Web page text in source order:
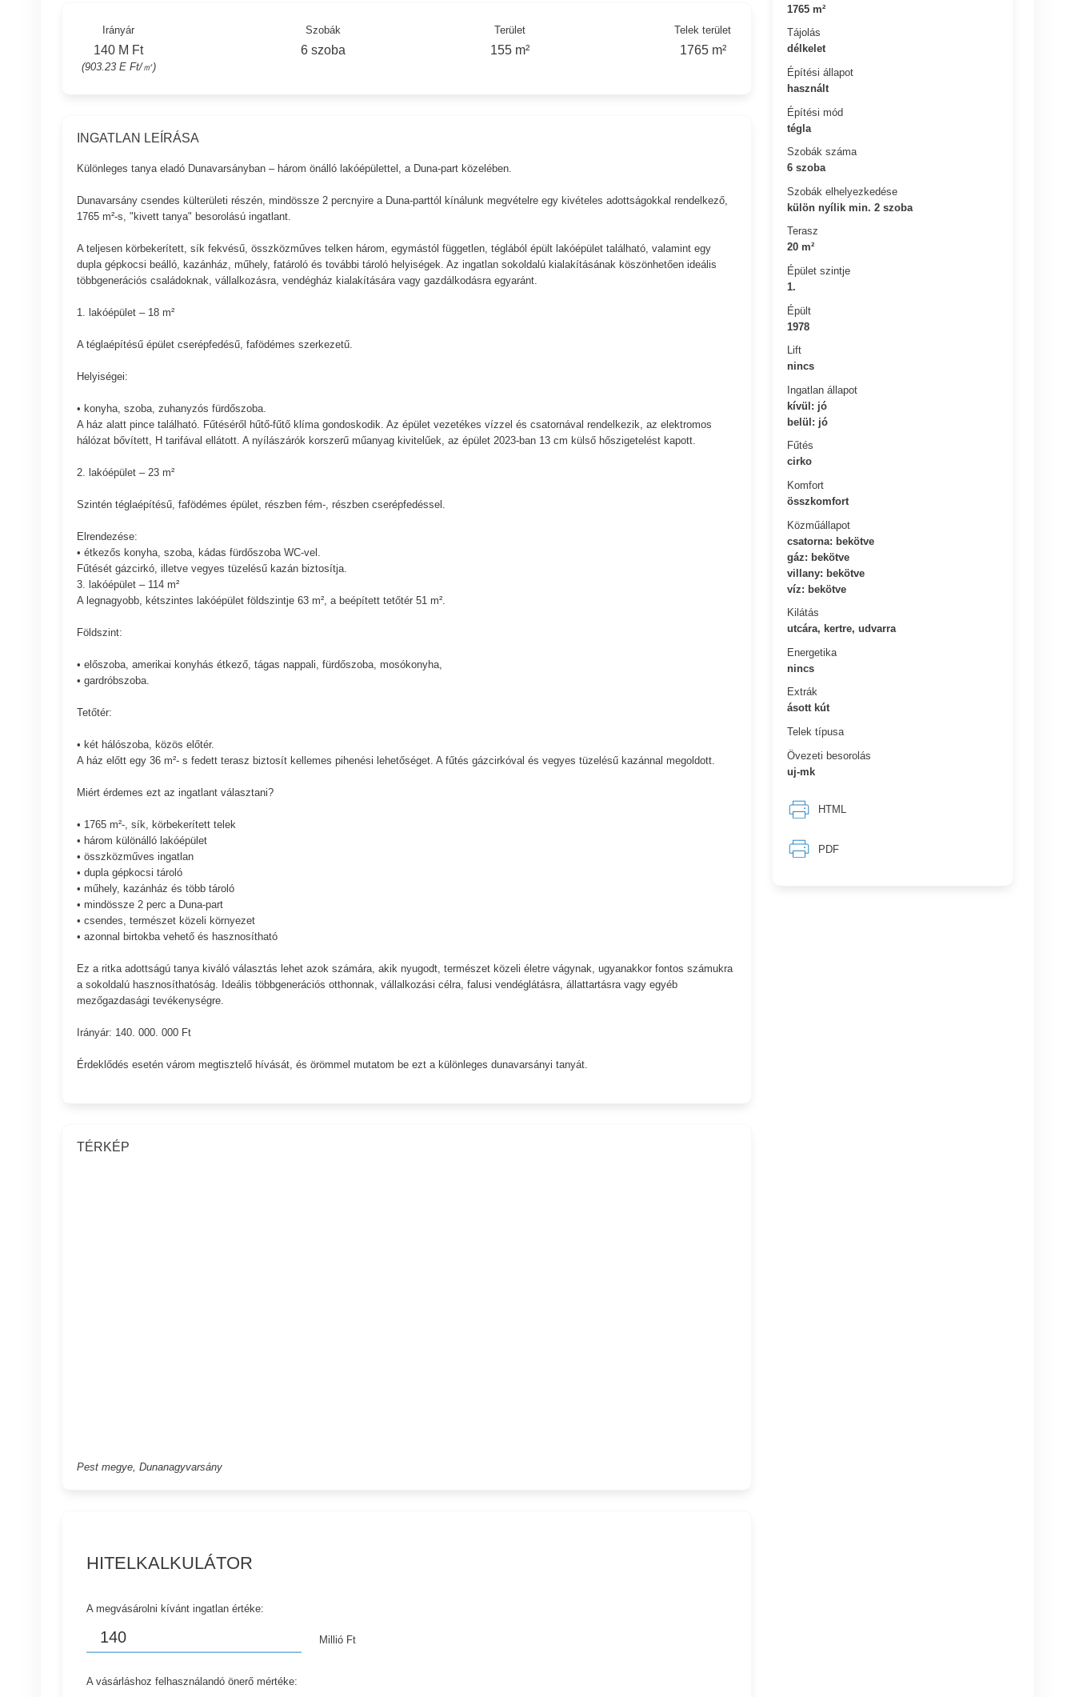
1765 m²
Tájolás
délkelet
Építési állapot
használt
Építési mód
tégla
Szobák száma
6 szoba
Szobák elhelyezkedése
külön nyílik min. 2 szoba
Terasz
20 m²
Épület szintje
1.
Épült
1978
Lift
nincs
Ingatlan állapot
kívül: jó
belül: jó
Fűtés
cirko
Komfort
összkomfort
Közműállapot
csatorna: bekötve
gáz: bekötve
villany: bekötve
víz: bekötve
Kilátás
utcára, kertre, udvarra
Energetika
nincs
Extrák
ásott kút
Telek típusa
Övezeti besorolás
uj-mk
HTML
PDF
Irányár
140 M Ft
(903.23 E Ft/㎡)
Szobák
6 szoba
Terület
155 m²
Telek terület
1765 m²
INGATLAN LEÍRÁSA
Különleges tanya eladó Dunavarsányban – három önálló lakóépülettel, a Duna-part közelében.
Dunavarsány csendes külterületi részén, mindössze 2 percnyire a Duna-parttól kínálunk megvételre egy kivételes adottságokkal rendelkező,
1765 m²-s, "kivett tanya" besorolású ingatlant.
A teljesen körbekerített, sík fekvésű, összközműves telken három, egymástól független, téglából épült lakóépület található, valamint egy
dupla gépkocsi beálló, kazánház, műhely, fatároló és további tároló helyiségek. Az ingatlan sokoldalú kialakításának köszönhetően ideális
többgenerációs családoknak, vállalkozásra, vendégház kialakítására vagy gazdálkodásra egyaránt.
1. lakóépület – 18 m²
A téglaépítésű épület cserépfedésű, fafödémes szerkezetű.
Helyiségei:
• konyha, szoba, zuhanyzós fürdőszoba.
A ház alatt pince található. Fűtéséről hűtő-fűtő klíma gondoskodik. Az épület vezetékes vízzel és csatornával rendelkezik, az elektromos
hálózat bővített, H tarifával ellátott. A nyílászárók korszerű műanyag kivitelűek, az épület 2023-ban 13 cm külső hőszigetelést kapott.
2. lakóépület – 23 m²
Szintén téglaépítésű, fafödémes épület, részben fém-, részben cserépfedéssel.
Elrendezése:
• étkezős konyha, szoba, kádas fürdőszoba WC-vel.
Fűtését gázcirkó, illetve vegyes tüzelésű kazán biztosítja.
3. lakóépület – 114 m²
A legnagyobb, kétszintes lakóépület földszintje 63 m², a beépített tetőtér 51 m².
Földszint:
• előszoba, amerikai konyhás étkező, tágas nappali, fürdőszoba, mosókonyha,
• gardróbszoba.
Tetőtér:
• két hálószoba, közös előtér.
A ház előtt egy 36 m²- s fedett terasz biztosít kellemes pihenési lehetőséget. A fűtés gázcirkóval és vegyes tüzelésű kazánnal megoldott.
Miért érdemes ezt az ingatlant választani?
• 1765 m²-, sík, körbekerített telek
• három különálló lakóépület
• összközműves ingatlan
• dupla gépkocsi tároló
• műhely, kazánház és több tároló
• mindössze 2 perc a Duna-part
• csendes, természet közeli környezet
• azonnal birtokba vehető és hasznosítható
Ez a ritka adottságú tanya kiváló választás lehet azok számára, akik nyugodt, természet közeli életre vágynak, ugyanakkor fontos számukra
a sokoldalú hasznosíthatóság. Ideális többgenerációs otthonnak, vállalkozási célra, falusi vendéglátásra, állattartásra vagy egyéb
mezőgazdasági tevékenységre.
Irányár: 140. 000. 000 Ft
Érdeklődés esetén várom megtisztelő hívását, és örömmel mutatom be ezt a különleges dunavarsányi tanyát.
TÉRKÉP
Pest megye, Dunanagyvarsány
HITELKALKULÁTOR
A megvásárolni kívánt ingatlan értéke:
Millió Ft
A vásárláshoz felhasználandó önerő mértéke: